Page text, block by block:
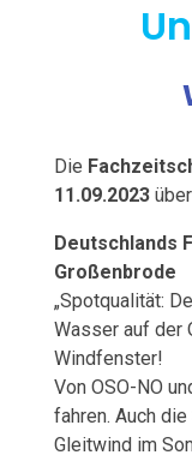
Die
11.09.2023
Deutschlands
Großenbrode
„Spotqualität:
Wasser auf der
Windfenster!
Von OSO-NO
fahren. Auch
Gleitwind im